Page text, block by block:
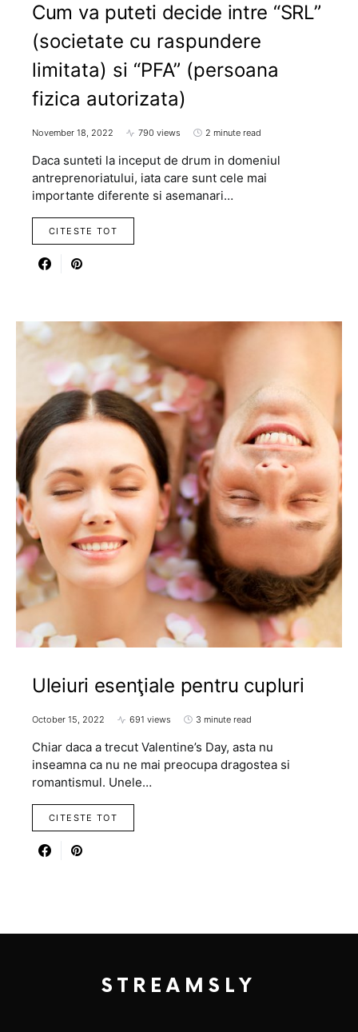
Cum va puteti decide intre “SRL”
(societate cu raspundere
limitata) si “PFA” (persoana
fizica autorizata)
November 18, 2022 790 views 2 minute read
Daca sunteti la inceput de drum in domeniul
antreprenoriatului, iata care sunt cele mai
importante diferente si asemanari…
CITESTE TOT
Uleiuri esenţiale pentru cupluri
October 15, 2022 691 views 3 minute read
Chiar daca a trecut Valentine’s Day, asta nu
inseamna ca nu ne mai preocupa dragostea si
romantismul. Unele…
CITESTE TOT
STREAMSLY